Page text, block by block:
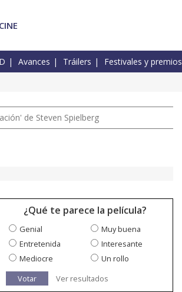
CINE
Avances Tráilers Festivales y premios
de Steven Spielberg
¿Qué te parece la película?
Genial
Muy buena
Entretenida
Interesante
Mediocre
Un rollo
Votar
Ver resultados